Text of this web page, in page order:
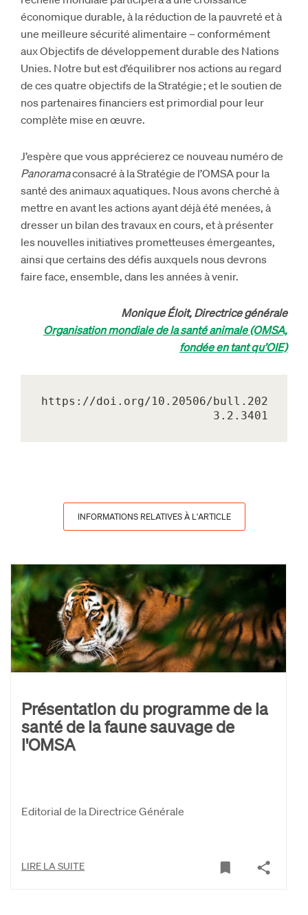
économique durable, à la réduction de la pauvreté et à
une meilleure sécurité alimentaire – conformément
aux Objectifs de développement durable des Nations
Unies. Notre but est d’équilibrer nos actions au regard
de ces quatre objectifs de la Stratégie ; et le soutien de
nos partenaires financiers est primordial pour leur
complète mise en œuvre.
J’espère que vous apprécierez ce nouveau numéro de
Panoramaconsacré à la Stratégie de l’OMSA pour la
santé des animaux aquatiques. Nous avons cherché à
mettre en avant les actions ayant déjà été menées, à
dresser un bilan des travaux en cours, et à présenter
les nouvelles initiatives prometteuses émergeantes,
ainsi que certains des défis auxquels nous devrons
faire face, ensemble, dans les années à venir.
Monique Éloit, Directrice générale
Organisation mondiale de la santé animale (OMSA,
fondée en tant qu’OIE)
https://doi.org/10.20506/bull.202
3.2.3401
INFORMATIONS RELATIVES À L'ARTICLE
Présentation du programme de la
santé de la faune sauvage de
l'OMSA
Editorial de la Directrice Générale
LIRE LA SUITE